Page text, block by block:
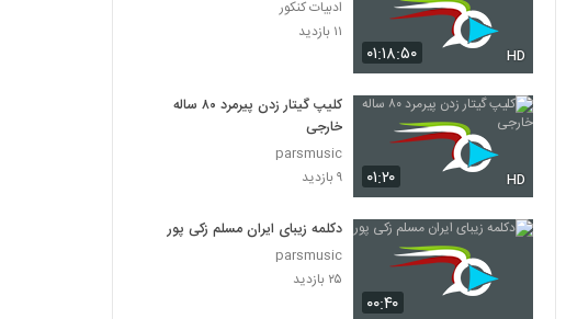
۰۱:۱۸:۵۰ HD
ادبیات کنکور
۱۱ بازدید
۰۱:۲۰ HD
کلیپ گیتار زدن پیرمرد ۸۰ ساله
خارجی
parsmusic
۹ بازدید
۰۰:۴۰
دکلمه زیبای ایران مسلم زکی پور
parsmusic
۲۵ بازدید